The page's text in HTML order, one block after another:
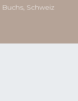
Buchs, Schweiz